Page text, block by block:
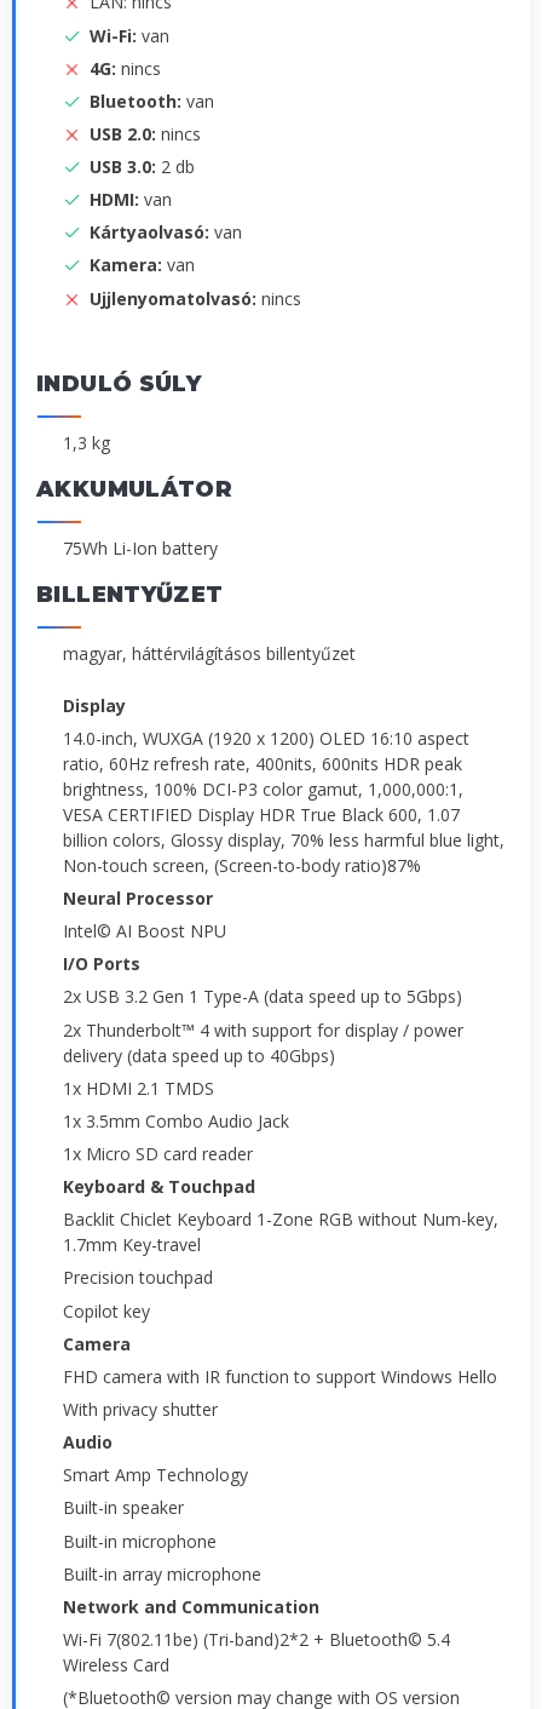
Wi-Fi: van
4G: nincs
Bluetooth: van
USB 2.0: nincs
USB 3.0: 2 db
HDMI: van
Kártyaolvasó: van
Kamera: van
Ujjlenyomatolvasó: nincs
INDULÓ SÚLY
1,3 kg
AKKUMULÁTOR
75Wh Li-Ion battery
BILLENTYŰZET
magyar, háttérvilágításos billentyűzet
Display
14.0-inch, WUXGA (1920 x 1200) OLED 16:10 aspect
ratio, 60Hz refresh rate, 400nits, 600nits HDR peak
brightness, 100% DCI-P3 color gamut, 1,000,000:1,
VESA CERTIFIED Display HDR True Black 600, 1.07
billion colors, Glossy display, 70% less harmful blue light,
Non-touch screen, (Screen-to-body ratio)87%
Neural Processor
Intel© AI Boost NPU
I/O Ports
2x USB 3.2 Gen 1 Type-A (data speed up to 5Gbps)
2x Thunderbolt™ 4 with support for display / power
delivery (data speed up to 40Gbps)
1x HDMI 2.1 TMDS
1x 3.5mm Combo Audio Jack
1x Micro SD card reader
Keyboard & Touchpad
Backlit Chiclet Keyboard 1-Zone RGB without Num-key,
1.7mm Key-travel
Precision touchpad
Copilot key
Camera
FHD camera with IR function to support Windows Hello
With privacy shutter
Audio
Smart Amp Technology
Built-in speaker
Built-in microphone
Built-in array microphone
Network and Communication
Wi-Fi 7(802.11be) (Tri-band)2*2 + Bluetooth© 5.4
Wireless Card
(*Bluetooth© version may change with OS version